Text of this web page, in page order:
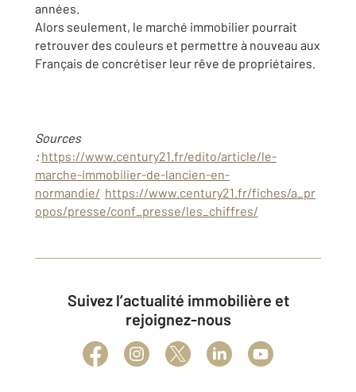
années.
Alors seulement, le marché immobilier pourrait
retrouver des couleurs et permettre à nouveau aux
Français de concrétiser leur rêve de propriétaires.
Sources
: https://www.century21.fr/edito/article/le-
marche-immobilier-de-lancien-en-
normandie/ https://www.century21.fr/fiches/a_pr
opos/presse/conf_presse/les_chiffres/
Suivez l’actualité immobilière et
rejoignez-nous